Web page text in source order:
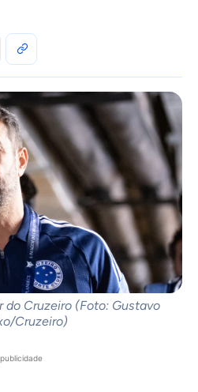
do Cruzeiro (Foto: Gustavo
Cruzeiro)
publicidade